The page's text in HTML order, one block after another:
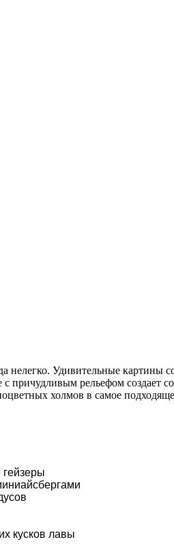
Удивительные картины
причудливым рельефом создает
холмов в самое
кусков лавы